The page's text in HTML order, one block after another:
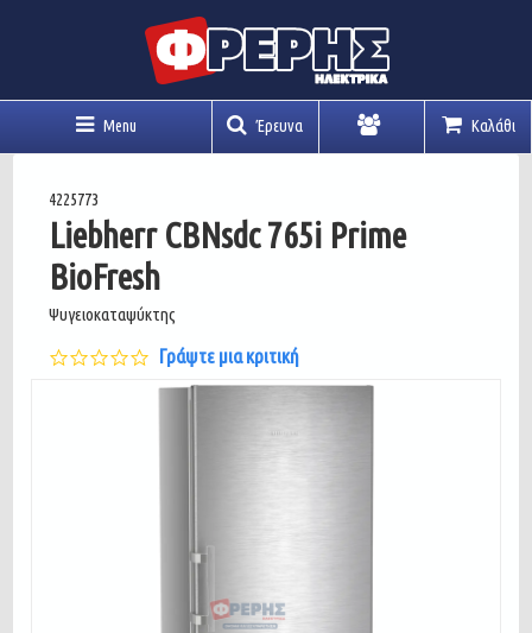
Menu Έρευνα Καλάθι
4225773
Liebherr CBNsdc 765i Prime
BioFresh
Ψυγειοκαταψύκτης
0.0
star
rating
Γράψτε μια κριτική